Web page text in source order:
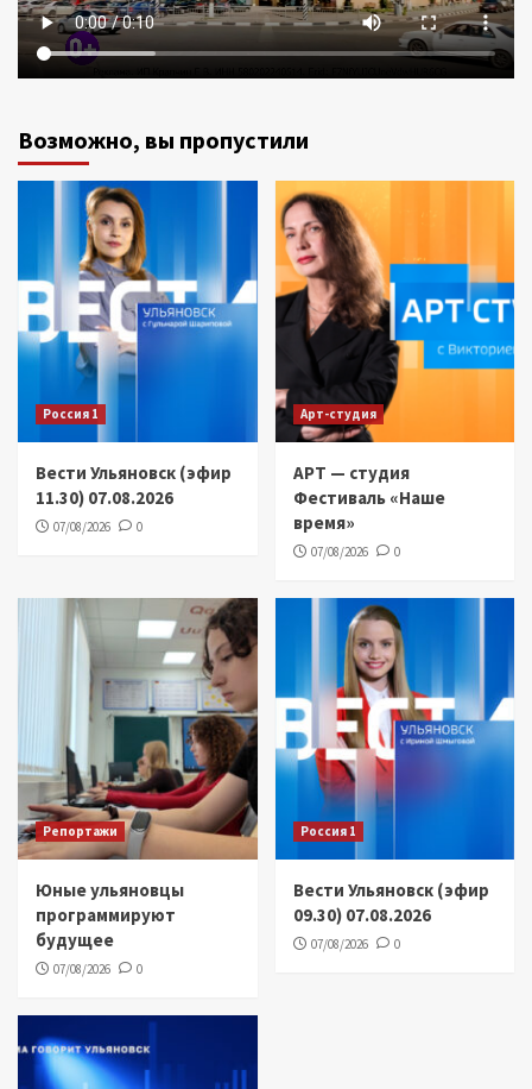
Возможно, вы пропустили
Россия 1
Вести Ульяновск (эфир
11.30) 07.08.2026
07/08/2026 0
Арт-студия
АРТ — студия
Фестиваль «Наше
время»
07/08/2026 0
Репортажи
Юные ульяновцы
программируют
будущее
07/08/2026 0
Россия 1
Вести Ульяновск (эфир
09.30) 07.08.2026
07/08/2026 0